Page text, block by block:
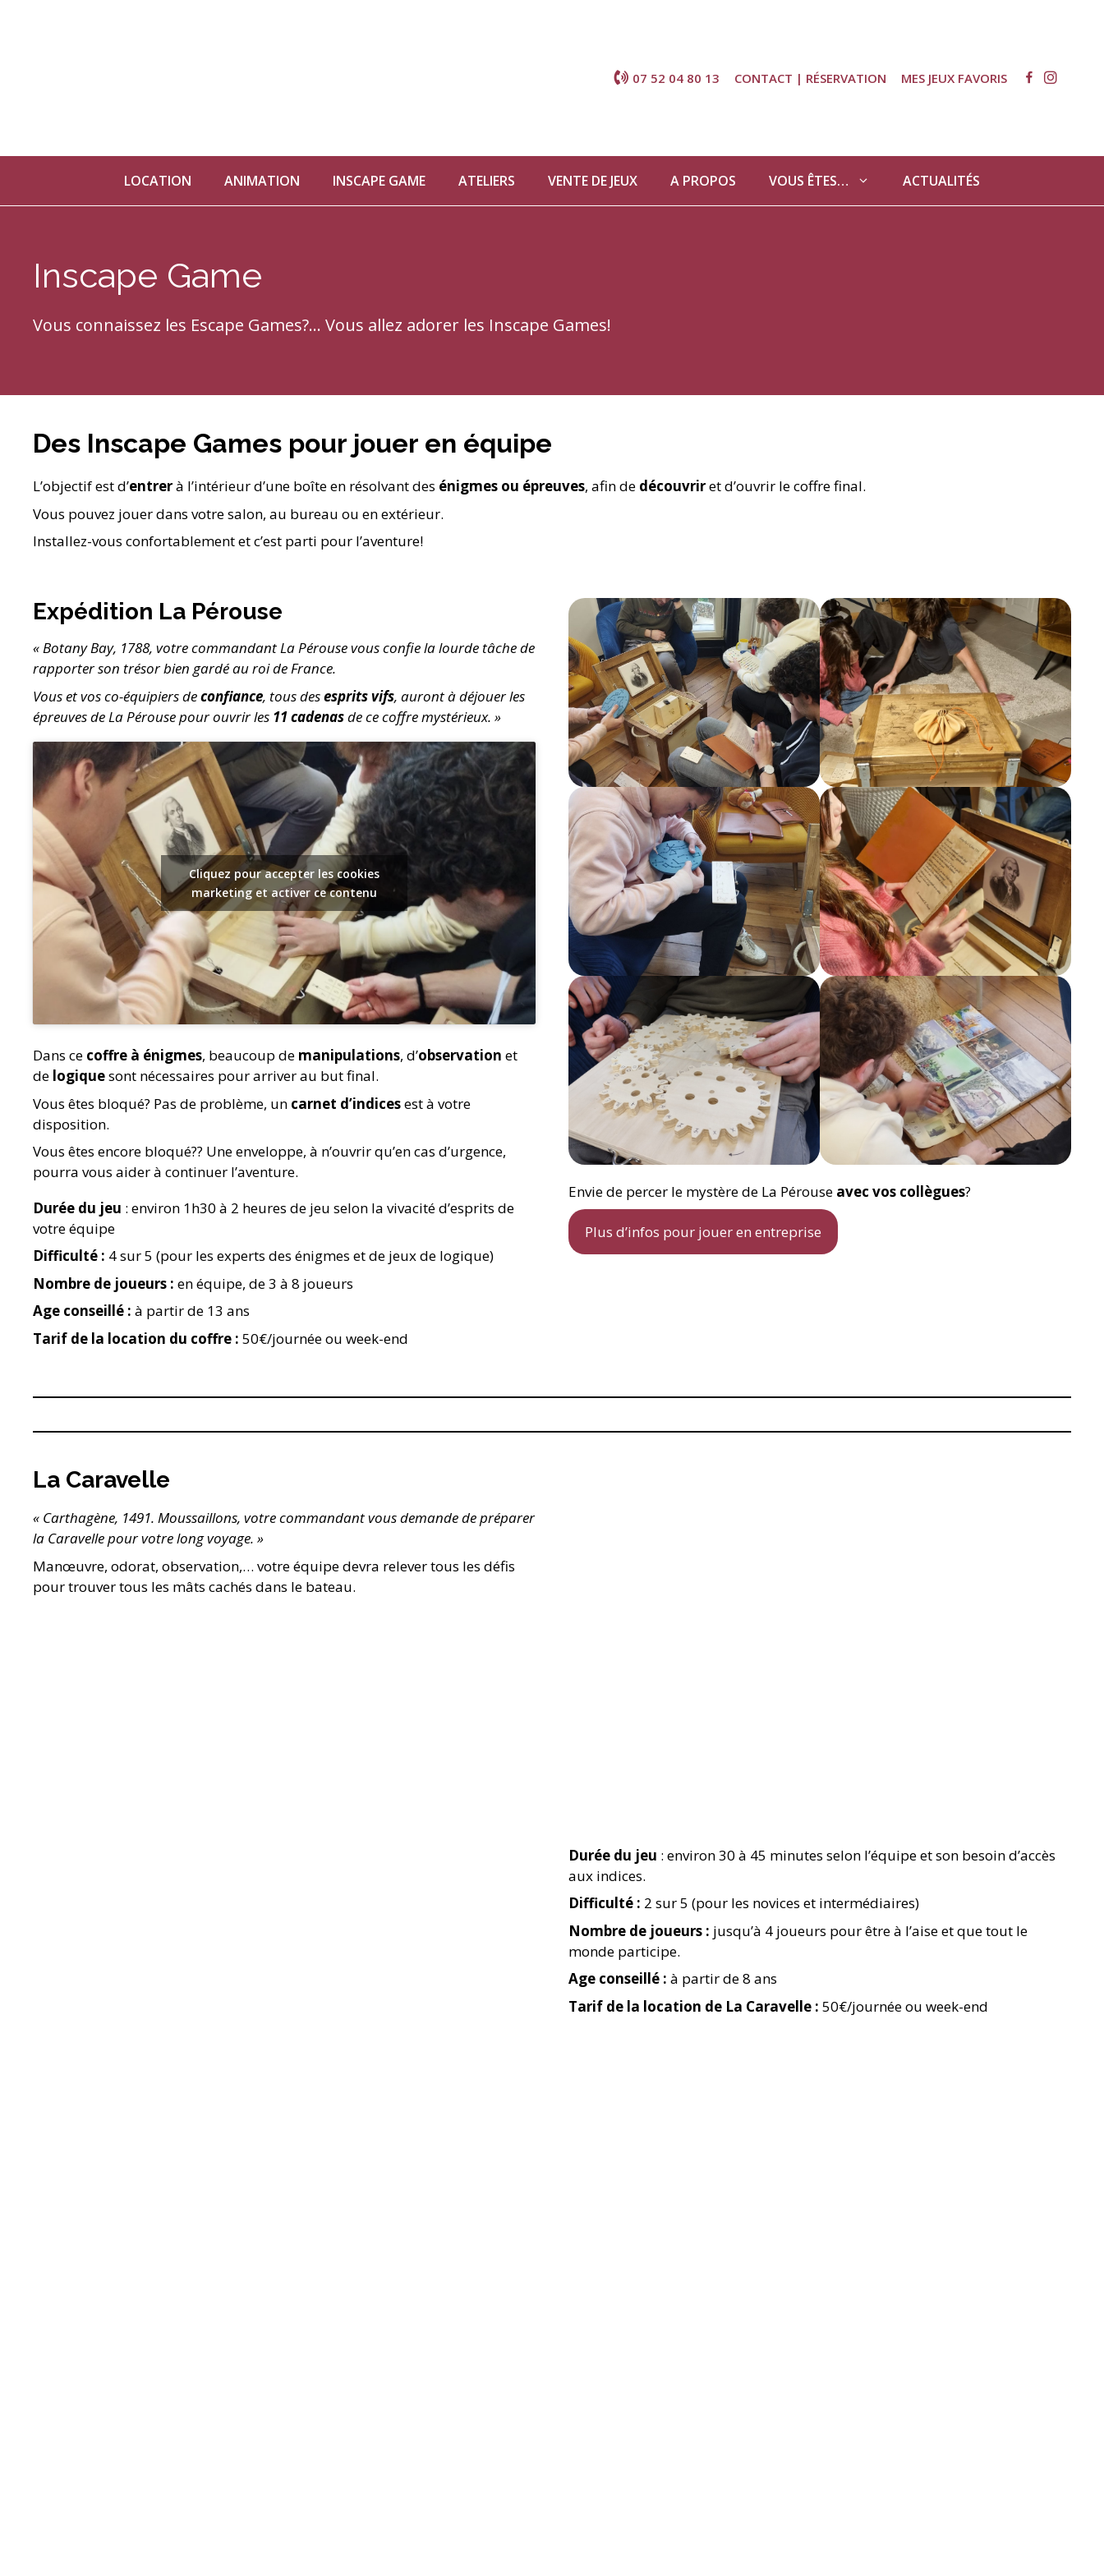
07 52 04 80 13 CONTACT | RÉSERVATION MES JEUX FAVORIS
LOCATION ANIMATION INSCAPE GAME ATELIERS VENTE DE JEUX A PROPOS VOUS ÊTES… ACTUALITÉS
Inscape Game
Vous connaissez les Escape Games?... Vous allez adorer les Inscape Games!
Des Inscape Games pour jouer en équipe
L’objectif est d’entrerà l’intérieur d’une boîte en résolvant des énigmes ou épreuves, afin de découvriret d’ouvrir le coffre final.
Vous pouvez jouer dans votre salon, au bureau ou en extérieur.
Installez-vous confortablement et c’est parti pour l’aventure!
Expédition La Pérouse
« Botany Bay, 1788, votre commandant La Pérouse vous confie la lourde tâche de
rapporter son trésor bien gardé au roi de France.
Vous et vos co-équipiers deconfiance, tous desesprits vifs, auront à déjouer les
épreuves de La Pérouse pour ouvrir les 11 cadenasde ce coffre mystérieux. »
Cliquez pour accepter les cookies
marketing et activer ce contenu
Dans ce coffre à énigmes, beaucoup de manipulations, d’observation et
de logiquesont nécessaires pour arriver au but final.
Vous êtes bloqué? Pas de problème, un carnet d’indicesest à votre
disposition.
Vous êtes encore bloqué?? Une enveloppe, à n’ouvrir qu’en cas d’urgence,
pourra vous aider à continuer l’aventure.
Durée du jeu : environ 1h30 à 2 heures de jeu selon la vivacité d’esprits de
votre équipe
Difficulté : 4 sur 5 (pour les experts des énigmes et de jeux de logique)
Nombre de joueurs : en équipe, de 3 à 8 joueurs
Age conseillé : à partir de 13 ans
Tarif de la location du coffre : 50€/journée ou week-end
Envie de percer le mystère de La Pérouse avec vos collègues?
Plus d’infos pour jouer en entreprise
La Caravelle
« Carthagène, 1491. Moussaillons, votre commandant vous demande de préparer
la Caravelle pour votre long voyage. »
Manœuvre, odorat, observation,… votre équipe devra relever tous les défis
pour trouver tous les mâts cachés dans le bateau.
Durée du jeu : environ 30 à 45 minutes selon l’équipe et son besoin d’accès
aux indices.
Difficulté : 2 sur 5 (pour les novices et intermédiaires)
Nombre de joueurs : jusqu’à 4 joueurs pour être à l’aise et que tout le
monde participe.
Age conseillé : à partir de 8 ans
Tarif de la location de La Caravelle : 50€/journée ou week-end